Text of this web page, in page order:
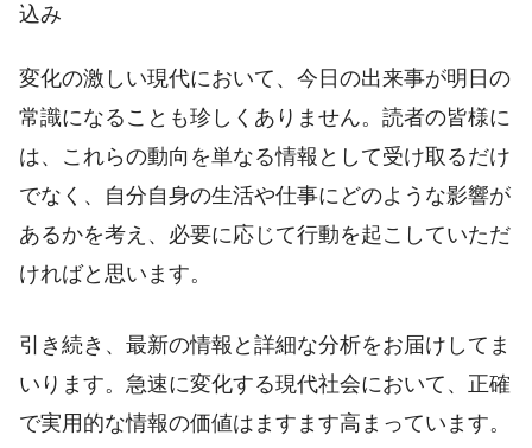
込み
変化の激しい現代において、今日の出来事が明日の
常識になることも珍しくありません。読者の皆様に
は、これらの動向を単なる情報として受け取るだけ
でなく、自分自身の生活や仕事にどのような影響が
あるかを考え、必要に応じて行動を起こしていただ
ければと思います。
引き続き、最新の情報と詳細な分析をお届けしてま
いります。急速に変化する現代社会において、正確
で実用的な情報の価値はますます高まっています。